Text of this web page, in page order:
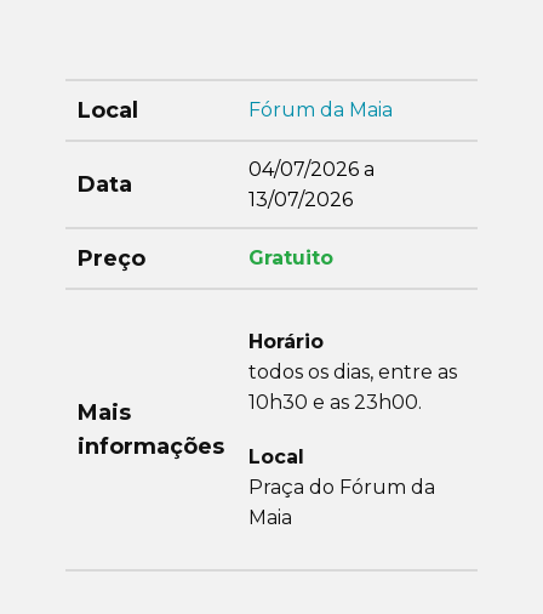
Local Fórum da Maia
Data
04/07/2026 a
13/07/2026
Preço Gratuito
Mais
informações
Horário
todos os dias, entre as
10h30 e as 23h00.
Local
Praça do Fórum da
Maia